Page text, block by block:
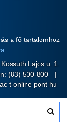
a fő tartalomhoz
Lajos u. 1.
(83) 500-800
t-online pont hu